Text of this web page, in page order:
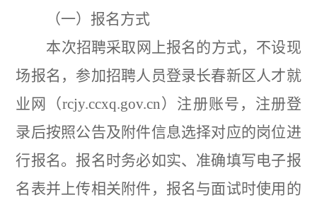
（一）报名方式
本次招聘采取网上报名的方式，不设现
场报名，参加招聘人员登录长春新区人才就
业网（rcjy.ccxq.gov.cn ）注册账号，注册登
录后按照公告及附件信息选择对应的岗位进
行报名。报名时务必如实、准确填写电子报
名表并上传相关附件，报名与面试时使用的